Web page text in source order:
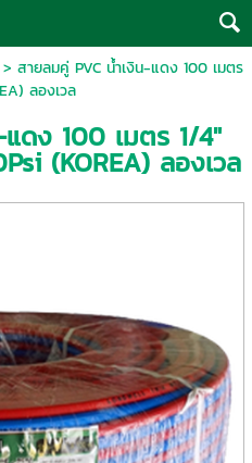
> สายลมคู่ PVC น้ำเงิน-แดง 100 เมตร
ลองเวล
ดง 100 เมตร 1/4″
(KOREA) ลองเวล